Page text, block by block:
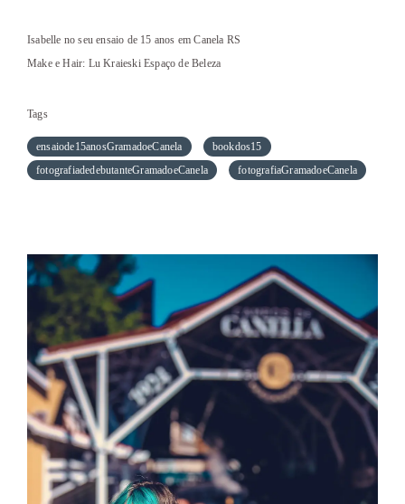
Isabelle no seu ensaio de 15 anos em Canela RS
Make e Hair: Lu Kraieski Espaço de Beleza
Tags
ensaiode15anosGramadoeCanela
bookdos15
fotografiadedebutanteGramadoeCanela
fotografiaGramadoeCanela